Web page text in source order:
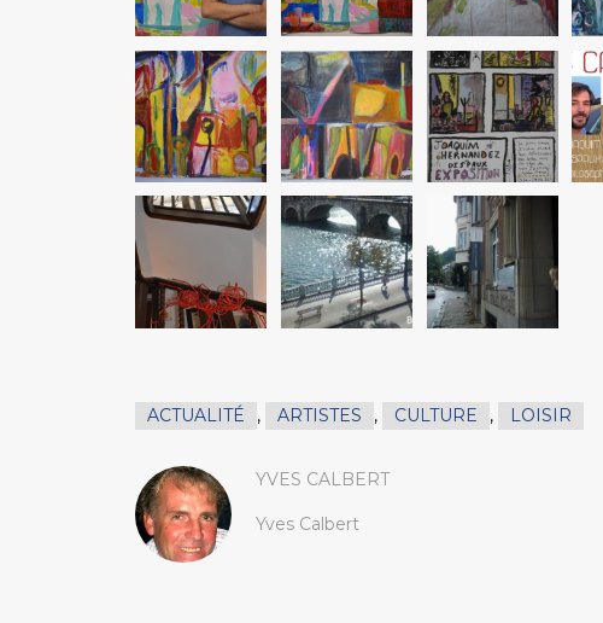
ACTUALITÉ , ARTISTES , CULTURE , LOISIR
YVES CALBERT
Yves Calbert